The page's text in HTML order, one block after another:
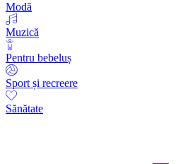
Modă
Muzică
Pentru bebeluș
Sport și recreere
Sănătate